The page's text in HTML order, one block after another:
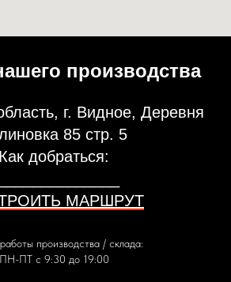
производства
г. Видное, Деревня
85 стр. 5
Как добраться:
МАРШРУТ
производства / склада:
ПН-ПТ с 9:30 до 19:00